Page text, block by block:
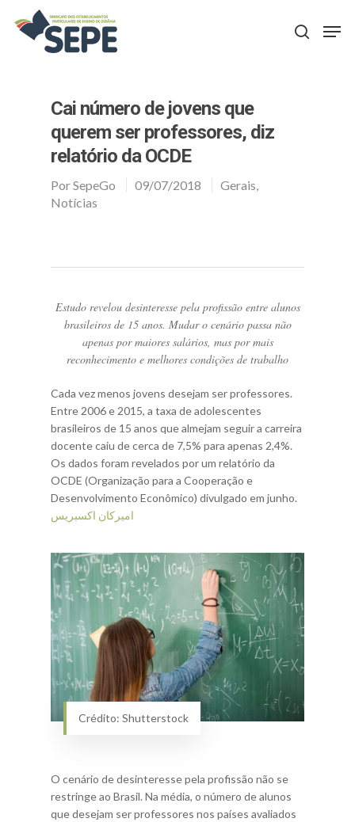
Cai número de jovens que
querem ser professores, diz
relatório da OCDE
PorSepeGo 09/07/2018 Gerais,
Notícias
Estudo revelou desinteresse pela profissão entre alunos
brasileiros de 15 anos. Mudar o cenário passa não
apenas por maiores salários, mas por mais
reconhecimento e melhores condições de trabalho
Cada vez menos jovens desejam ser professores.
Entre 2006 e 2015, a taxa de adolescentes
brasileiros de 15 anos que almejam seguir a carreira
docente caiu de cerca de 7,5% para apenas 2,4%.
Os dados foram revelados por um relatório da
OCDE (Organização para a Cooperação e
Desenvolvimento Econômico) divulgado em junho.
اميركان اكسبريس
Crédito: Shutterstock
O cenário de desinteresse pela profissão não se
restringe ao Brasil. Na média, o número de alunos
que desejam ser professores nos países avaliados